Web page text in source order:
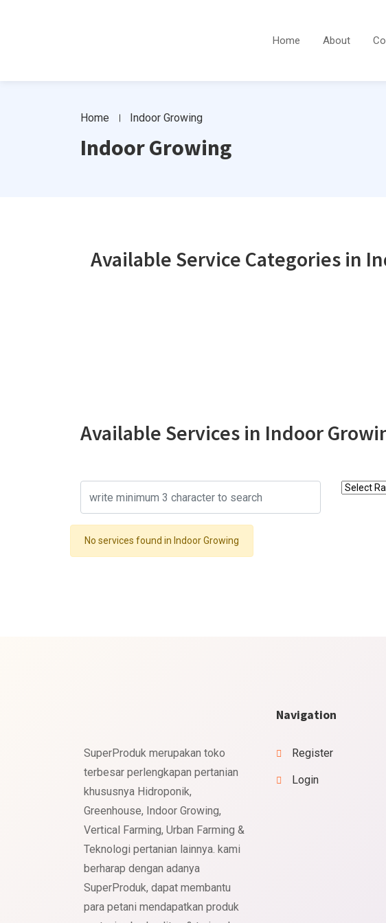
Home About
Home Indoor Growing
Indoor Growing
Available Service Categories in
Available Services in Indoor
No services found in Indoor Growing
SuperProduk merupakan toko
terbesar perlengkapan pertanian
khususnya Hidroponik,
Greenhouse, Indoor Growing,
Vertical Farming, Urban Farming &
Teknologi pertanian lainnya. kami
berharap dengan adanya
SuperProduk, dapat membantu
para petani mendapatkan produk
Navigation
Register
Login